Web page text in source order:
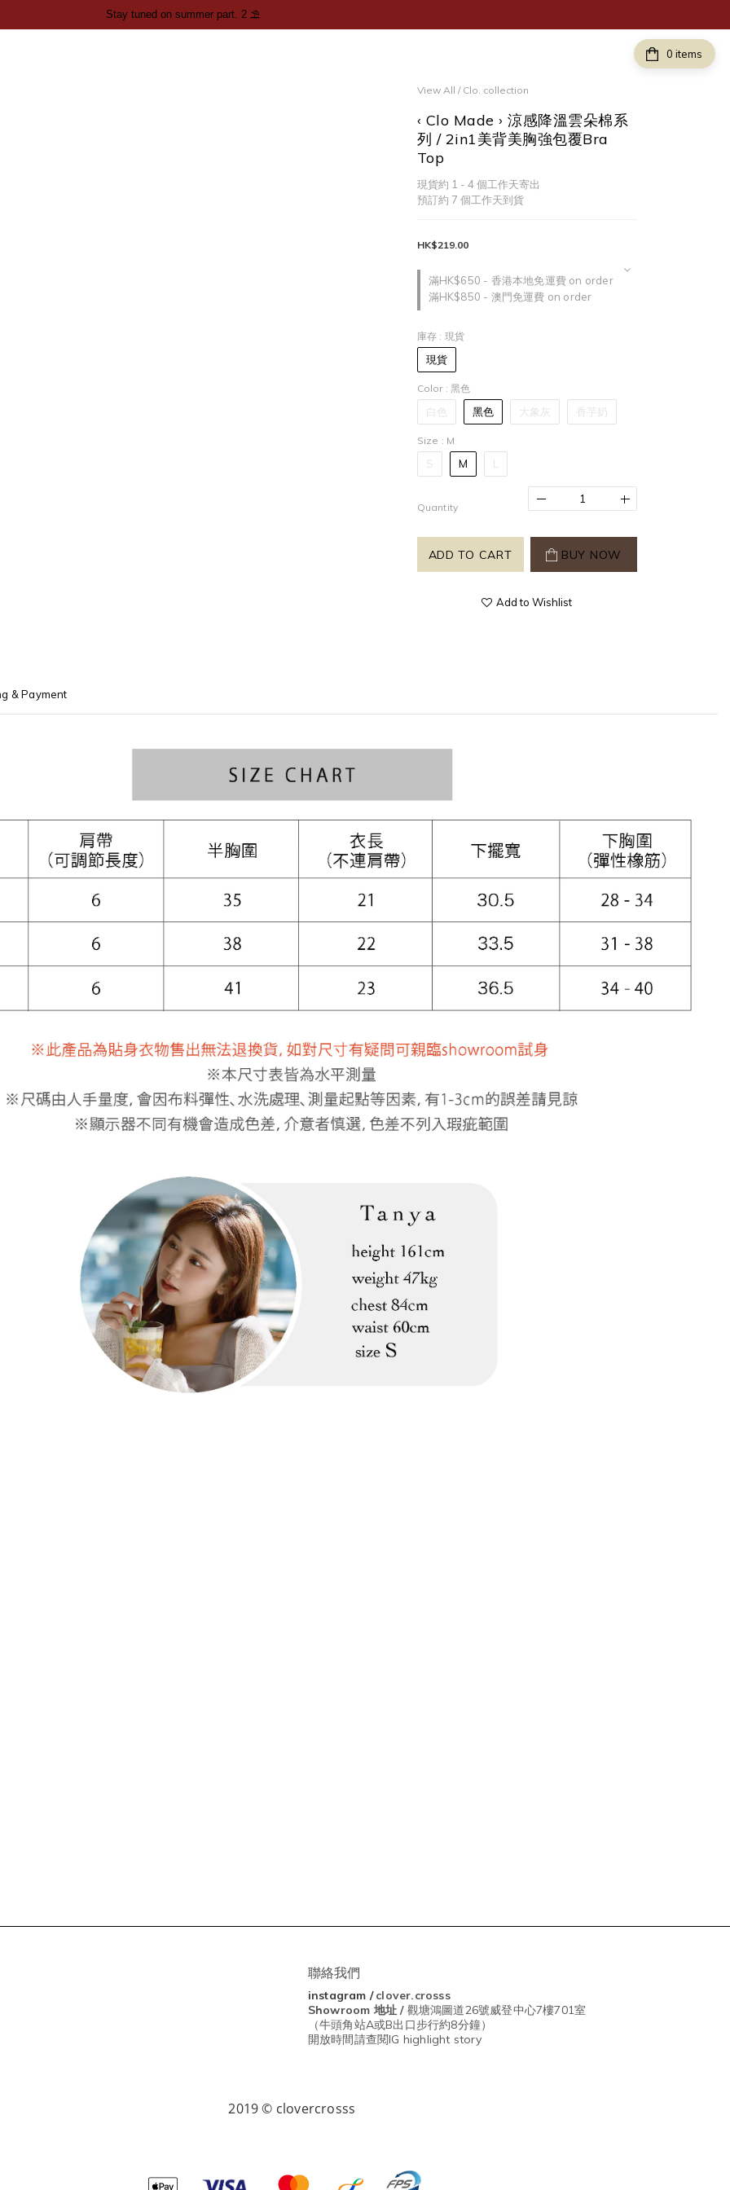
items
View All / Clo. collection
‹ Clo Made › 涼感降溫雲朵棉系
列 / 2in1美背美胸強包覆Bra
Top
現貨約 1 - 4 個工作天寄出
預訂約 7 個工作天到貨
滿HK$650 - 香港本地免運費 on order
滿HK$850 - 澳門免運費 on order
HK$219.00
庫存 : 現貨
現貨
Color : 黑色
白色 黑色 大象灰 香芋奶
Size : M
S M L
Quantity
ADD TO CART BUY NOW
Add to Wishlist
& Payment
聯絡我們
instagram / clover.crosss
Showroom 地址 / 觀塘鴻圖道26號威登中心7樓701室
（牛頭角站A或B出口步行約8分鐘）
開放時間請查閱IG highlight story
2019 © clovercrosss